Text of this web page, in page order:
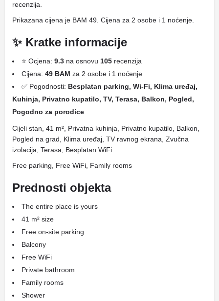
recenzija.
Prikazana cijena je BAM 49. Cijena za 2 osobe i 1 noćenje.
✨ Kratke informacije
⭐ Ocjena: 9.3 na osnovu 105 recenzija
Cijena: 49 BAM za 2 osobe i 1 noćenje
✅ Pogodnosti: Besplatan parking, Wi-Fi, Klima uređaj,
Kuhinja, Privatno kupatilo, TV, Terasa, Balkon, Pogled,
Pogodno za porodice
Cijeli stan, 41 m², Privatna kuhinja, Privatno kupatilo, Balkon,
Pogled na grad, Klima uređaj, TV ravnog ekrana, Zvučna
izolacija, Terasa, Besplatan WiFi
Free parking, Free WiFi, Family rooms
Prednosti objekta
The entire place is yours
41 m² size
Free on-site parking
Balcony
Free WiFi
Private bathroom
Family rooms
Shower